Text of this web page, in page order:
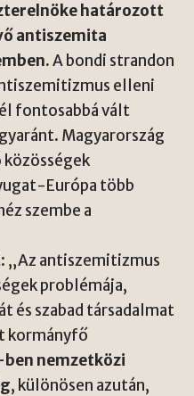
határozott
antiszemita
A bondi strandon
elleni
fontosabbá vált
Magyarország
közösségek
Európa több
szembe a
„Az antiszemitizmus
problémája,
és szabad társadalmat
kormányfő
nemzetközi
, különösen azután,